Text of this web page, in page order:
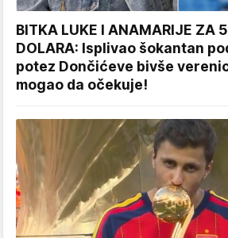
BITKA LUKE I ANAMARIJE ZA
DOLARA: Isplivao šokantan
potez Dončićeve bivše
mogao da očekuje!